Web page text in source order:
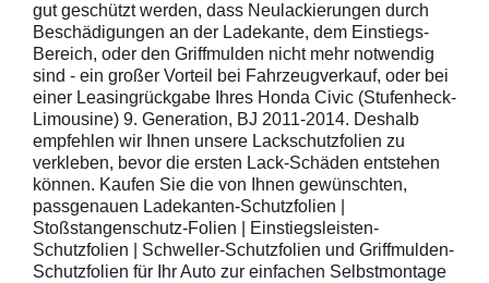
gut geschützt werden, dass Neulackierungen durch
Beschädigungen an der Ladekante, dem Einstiegs-
Bereich, oder den Griffmulden nicht mehr notwendig
sind - ein großer Vorteil bei Fahrzeugverkauf, oder bei
einer Leasingrückgabe Ihres Honda Civic (Stufenheck-
Limousine) 9. Generation, BJ 2011-2014. Deshalb
empfehlen wir Ihnen unsere Lackschutzfolien zu
verkleben, bevor die ersten Lack-Schäden entstehen
können. Kaufen Sie die von Ihnen gewünschten,
passgenauen Ladekanten-Schutzfolien |
Stoßstangenschutz-Folien | Einstiegsleisten-
Schutzfolien | Schweller-Schutzfolien und Griffmulden-
Schutzfolien für Ihr Auto zur einfachen Selbstmontage